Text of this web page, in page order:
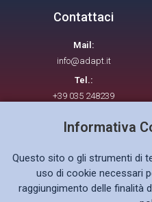
Contattaci
Mail:
info@adapt.it
Tel.:
+39 035 248239
Informativa
Questo sito o gli strumenti di
uso di cookie necessari
raggiungimento delle finalità